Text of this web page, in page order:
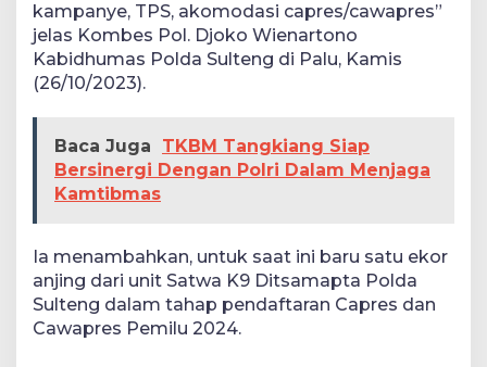
kampanye, TPS, akomodasi capres/cawapres”
jelas Kombes Pol. Djoko Wienartono
Kabidhumas Polda Sulteng di Palu, Kamis
(26/10/2023).
Baca Juga
TKBM Tangkiang Siap
Bersinergi Dengan Polri Dalam Menjaga
Kamtibmas
Ia menambahkan, untuk saat ini baru satu ekor
anjing dari unit Satwa K9 Ditsamapta Polda
Sulteng dalam tahap pendaftaran Capres dan
Cawapres Pemilu 2024.